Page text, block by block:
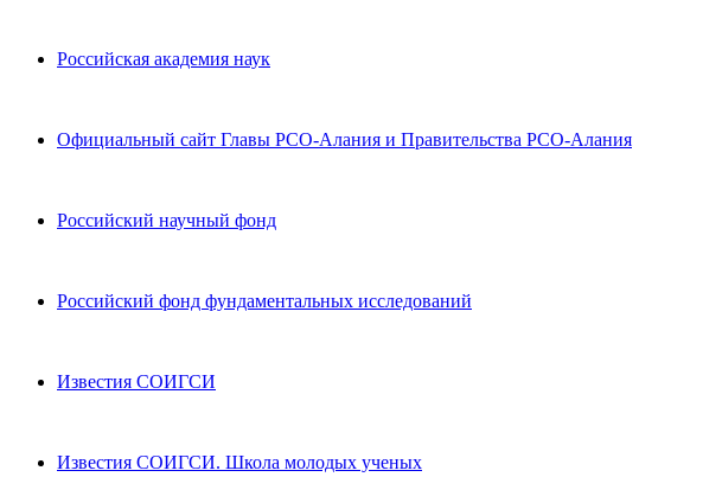
Российская академия наук
Официальный сайт Главы РСО-Алания и Правительства РСО-Алания
Российский научный фонд
Российский фонд фундаментальных исследований
Известия СОИГСИ
Известия СОИГСИ. Школа молодых ученых